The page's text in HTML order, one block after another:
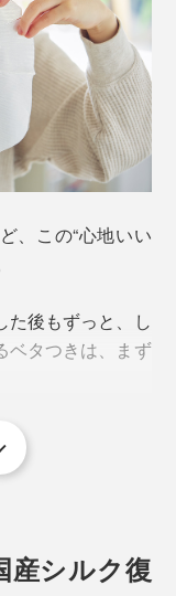
、この“心地いい
た後もずっと、し
ベタつきは、まず
じなのかも。
産シルク復